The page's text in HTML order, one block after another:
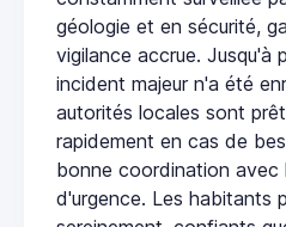
géologie et en sécurité,
vigilance accrue. Jusqu'à
incident majeur n'a été
autorités locales sont
rapidement en cas de
bonne coordination avec
d'urgence. Les habitants